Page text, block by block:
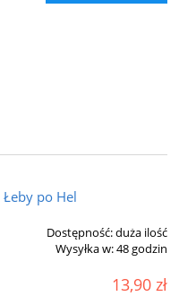
Łeby po Hel
Dostępność:duża ilość
Wysyłka w:48 godzin
13,90 zł